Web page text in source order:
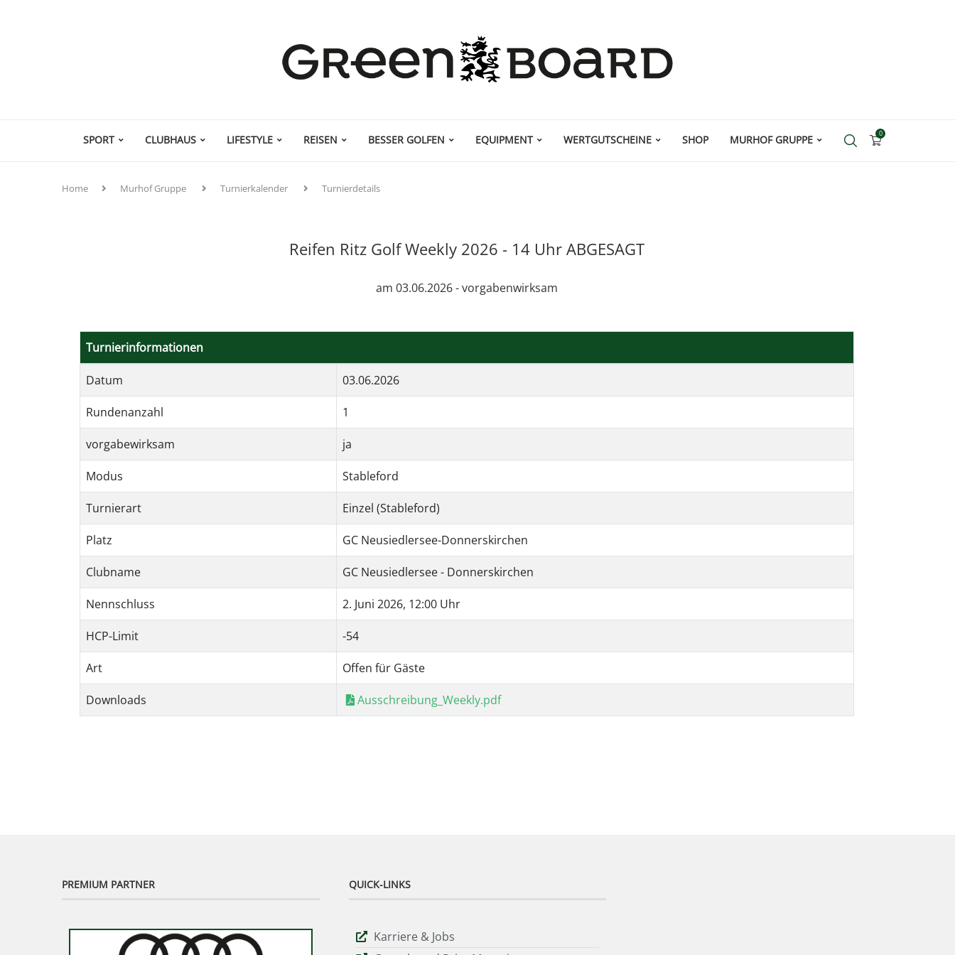
SPORT CLUBHAUS LIFESTYLE REISEN BESSER GOLFEN EQUIPMENT WERTGUTSCHEINE SHOP MURHOF GRUPPE 0
Home Murhof Gruppe Turnierkalender Turnierdetails
Reifen Ritz Golf Weekly 2026 - 14 Uhr ABGESAGT
am 03.06.2026 - vorgabenwirksam
Turnierinformationen
Datum 03.06.2026
Rundenanzahl 1
vorgabewirksam ja
Modus Stableford
Turnierart Einzel (Stableford)
Platz GC Neusiedlersee-Donnerskirchen
Clubname GC Neusiedlersee - Donnerskirchen
Nennschluss 2. Juni 2026, 12:00 Uhr
HCP-Limit -54
Art Offen für Gäste
Downloads Ausschreibung_Weekly.pdf
PREMIUM PARTNER QUICK-LINKS
Karriere & Jobs